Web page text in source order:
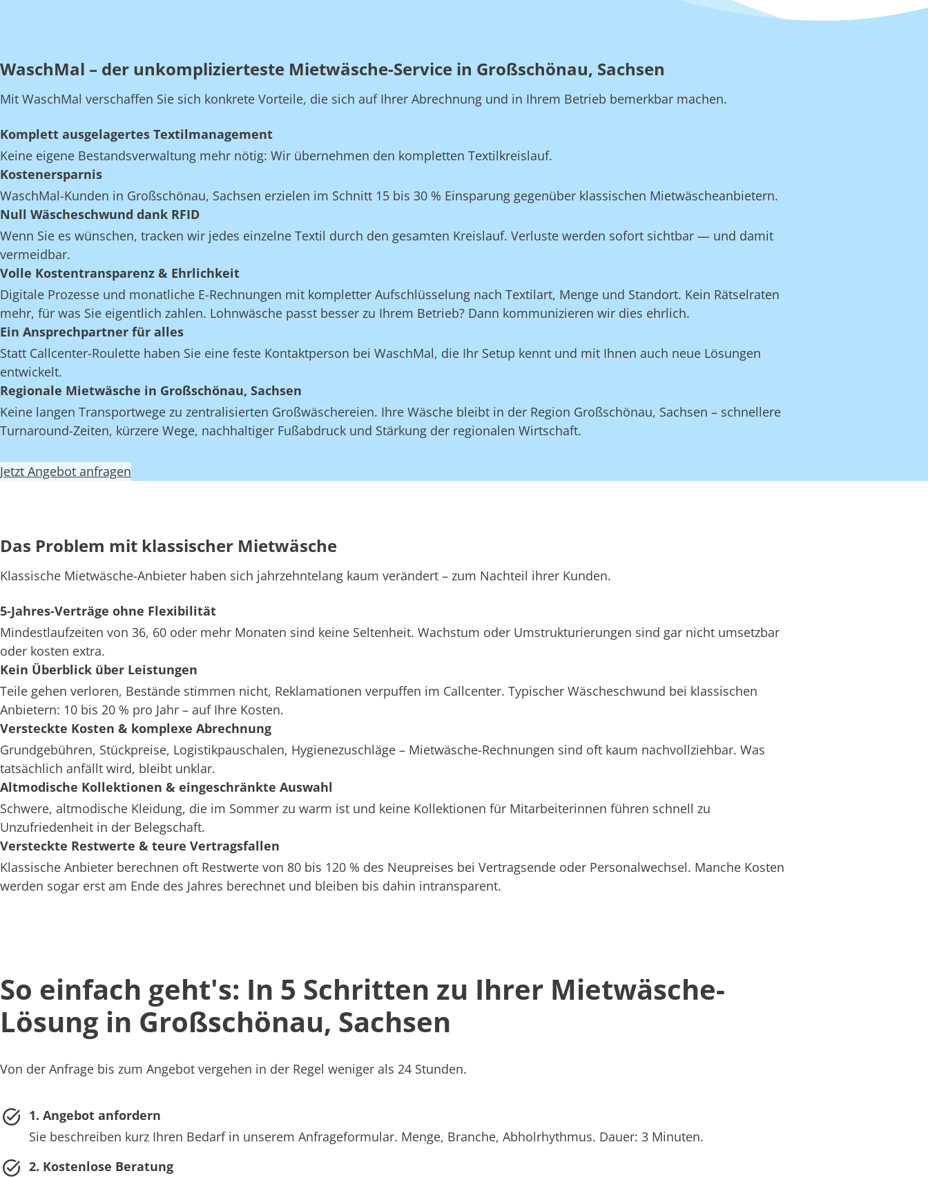
WaschMal – der unkomplizierteste Mietwäsche-Service in Großschönau, Sachsen
Mit WaschMal verschaffen Sie sich konkrete Vorteile, die sich auf Ihrer Abrechnung und in Ihrem Betrieb bemerkbar machen.
Komplett ausgelagertes Textilmanagement
Keine eigene Bestandsverwaltung mehr nötig: Wir übernehmen den kompletten Textilkreislauf.
Kostenersparnis
WaschMal-Kunden in Großschönau, Sachsen erzielen im Schnitt 15 bis 30 % Einsparung gegenüber klassischen Mietwäscheanbietern.
Null Wäscheschwund dank RFID
Wenn Sie es wünschen, tracken wir jedes einzelne Textil durch den gesamten Kreislauf. Verluste werden sofort sichtbar — und damit
vermeidbar.
Volle Kostentransparenz & Ehrlichkeit
Digitale Prozesse und monatliche E-Rechnungen mit kompletter Aufschlüsselung nach Textilart, Menge und Standort. Kein Rätselraten
mehr, für was Sie eigentlich zahlen. Lohnwäsche passt besser zu Ihrem Betrieb? Dann kommunizieren wir dies ehrlich.
Ein Ansprechpartner für alles
Statt Callcenter-Roulette haben Sie eine feste Kontaktperson bei WaschMal, die Ihr Setup kennt und mit Ihnen auch neue Lösungen
entwickelt.
Regionale Mietwäsche in Großschönau, Sachsen
Keine langen Transportwege zu zentralisierten Großwäschereien. Ihre Wäsche bleibt in der Region Großschönau, Sachsen – schnellere
Turnaround-Zeiten, kürzere Wege, nachhaltiger Fußabdruck und Stärkung der regionalen Wirtschaft.
Jetzt Angebot anfragen
Das Problem mit klassischer Mietwäsche
Klassische Mietwäsche-Anbieter haben sich jahrzehntelang kaum verändert – zum Nachteil ihrer Kunden.
5-Jahres-Verträge ohne Flexibilität
Mindestlaufzeiten von 36, 60 oder mehr Monaten sind keine Seltenheit. Wachstum oder Umstrukturierungen sind gar nicht umsetzbar
oder kosten extra.
Kein Überblick über Leistungen
Teile gehen verloren, Bestände stimmen nicht, Reklamationen verpuffen im Callcenter. Typischer Wäscheschwund bei klassischen
Anbietern: 10 bis 20 % pro Jahr – auf Ihre Kosten.
Versteckte Kosten & komplexe Abrechnung
Grundgebühren, Stückpreise, Logistikpauschalen, Hygienezuschläge – Mietwäsche-Rechnungen sind oft kaum nachvollziehbar. Was
tatsächlich anfällt wird, bleibt unklar.
Altmodische Kollektionen & eingeschränkte Auswahl
Schwere, altmodische Kleidung, die im Sommer zu warm ist und keine Kollektionen für Mitarbeiterinnen führen schnell zu
Unzufriedenheit in der Belegschaft.
Versteckte Restwerte & teure Vertragsfallen
Klassische Anbieter berechnen oft Restwerte von 80 bis 120 % des Neupreises bei Vertragsende oder Personalwechsel. Manche Kosten
werden sogar erst am Ende des Jahres berechnet und bleiben bis dahin intransparent.
So einfach geht's: In 5 Schritten zu Ihrer Mietwäsche-
Lösung in Großschönau, Sachsen
Von der Anfrage bis zum Angebot vergehen in der Regel weniger als 24 Stunden.
1. Angebot anfordern
Sie beschreiben kurz Ihren Bedarf in unserem Anfrageformular. Menge, Branche, Abholrhythmus. Dauer: 3 Minuten.
2. Kostenlose Beratung